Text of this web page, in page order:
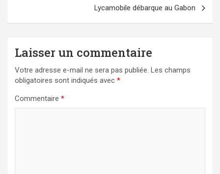
Lycamobile débarque au Gabon
Laisser un commentaire
Votre adresse e-mail ne sera pas publiée. Les champs
obligatoires sont indiqués avec *
Commentaire *